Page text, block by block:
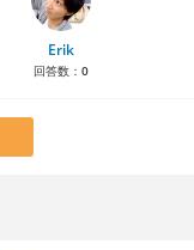
Erik
回答数： 0